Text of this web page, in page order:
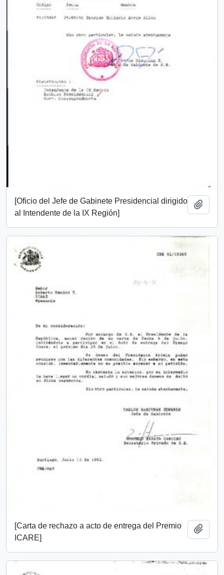
[Oficio del Jefe de Gabinete Presidencial dirigido
al Intendente de la IX Región]
[Carta de rechazo a acto de entrega del Premio
ICARE]